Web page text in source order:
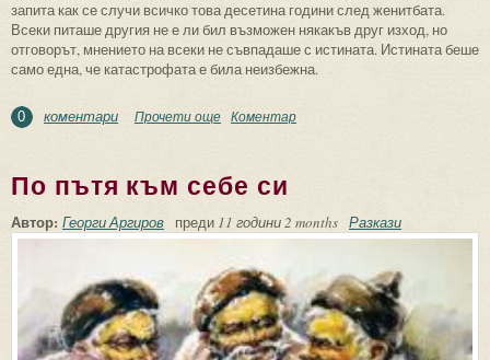
запита как се случи всичко това десетина години след женитбата.
Всеки питаше другия не е ли бил възможен някакъв друг изход, но
отговорът, мнението на всеки не съвпадаше с истината. Истината беше
само една, че катастрофата е била неизбежна.
0 коментари Прочети още about Наказан с любов
Коментар
По пътя към себе си
Автор: Георги Аргиров преди 11 години 2 months Разкази